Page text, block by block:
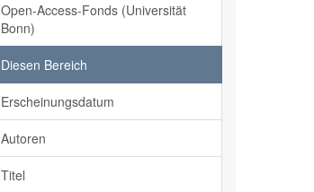
Open-Access-Fonds (Universität
Bonn)
Diesen Bereich
Erscheinungsdatum
Autoren
Titel